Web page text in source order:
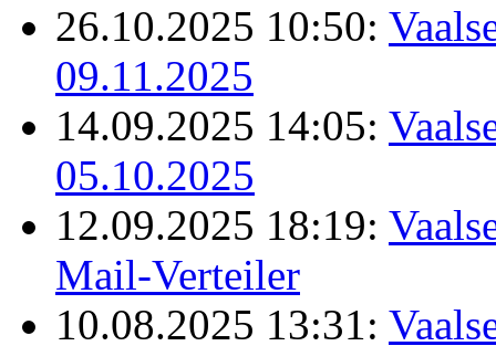
26.10.2025 10:50:
09.11.2025
14.09.2025 14:05:
05.10.2025
12.09.2025 18:19:
Mail-Verteiler
10.08.2025 13:31: